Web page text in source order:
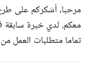
مرحبا، أشكركم على
معكم. لدي خبرة سابقة
تماما متطلبات العمل